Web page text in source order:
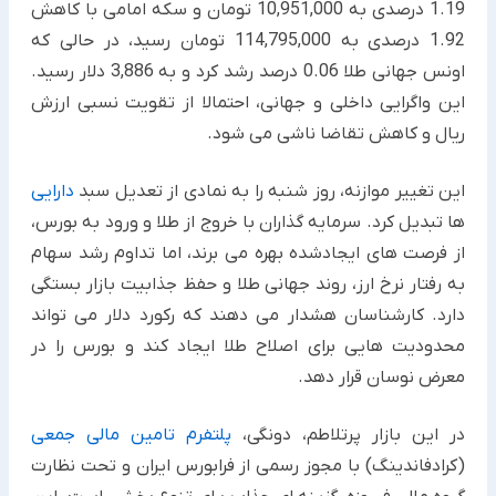
1.19 درصدی به 10,951,000 تومان و سکه امامی با کاهش
1.92 درصدی به 114,795,000 تومان رسید، در حالی که
اونس جهانی طلا 0.06 درصد رشد کرد و به 3,886 دلار رسید.
این واگرایی داخلی و جهانی، احتمالا از تقویت نسبی ارزش
ریال و کاهش تقاضا ناشی می شود.
این تغییر موازنه، روز شنبه را به نمادی از تعدیل سبد دارایی
ها تبدیل کرد. سرمایه گذاران با خروج از طلا و ورود به بورس،
از فرصت های ایجادشده بهره می برند، اما تداوم رشد سهام
به رفتار نرخ ارز، روند جهانی طلا و حفظ جذابیت بازار بستگی
دارد. کارشناسان هشدار می دهند که رکورد دلار می تواند
محدودیت هایی برای اصلاح طلا ایجاد کند و بورس را در
معرض نوسان قرار دهد.
در این بازار پرتلاطم، دونگی، پلتفرم تامین مالی جمعی
(کرادفاندینگ) با مجوز رسمی از فرابورس ایران و تحت نظارت